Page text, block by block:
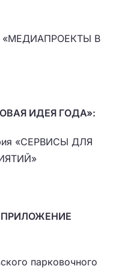
«МЕДИАПРОЕКТЫ В
ИДЕЯ ГОДА»:
«СЕРВИСЫ ДЛЯ
ПРИЛОЖЕНИЕ
парковочного